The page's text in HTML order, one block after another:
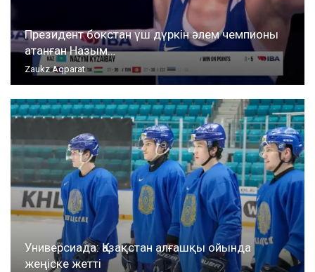
Президент бокстан үш дүркін әлем чемпионы
атанған Назым…
Zaukz Aqparat
Универсиада: Қазақстан алғашқы ойында
жеңіске жетті